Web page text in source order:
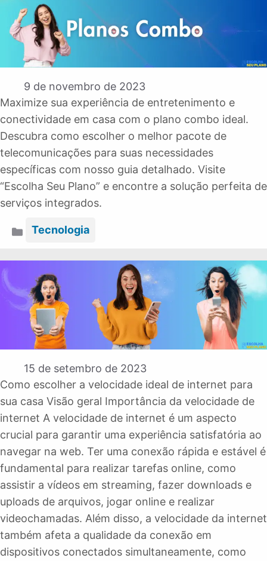
9 de novembro de 2023
Maximize sua experiência de entretenimento e
conectividade em casa com o plano combo ideal.
Descubra como escolher o melhor pacote de
telecomunicações para suas necessidades
específicas com nosso guia detalhado. Visite
“Escolha Seu Plano” e encontre a solução perfeita de
serviços integrados.
Categorias
Tecnologia
15 de setembro de 2023
Como escolher a velocidade ideal de internet para
sua casa Visão geral Importância da velocidade de
internet A velocidade de internet é um aspecto
crucial para garantir uma experiência satisfatória ao
navegar na web. Ter uma conexão rápida e estável é
fundamental para realizar tarefas online, como
assistir a vídeos em streaming, fazer downloads e
uploads de arquivos, jogar online e realizar
videochamadas. Além disso, a velocidade da internet
também afeta a qualidade da conexão em
dispositivos conectados simultaneamente, como
Espere, não vá embora!
Olhe essa oferta imperdível!